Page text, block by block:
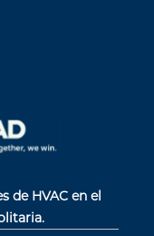
de HVAC en el